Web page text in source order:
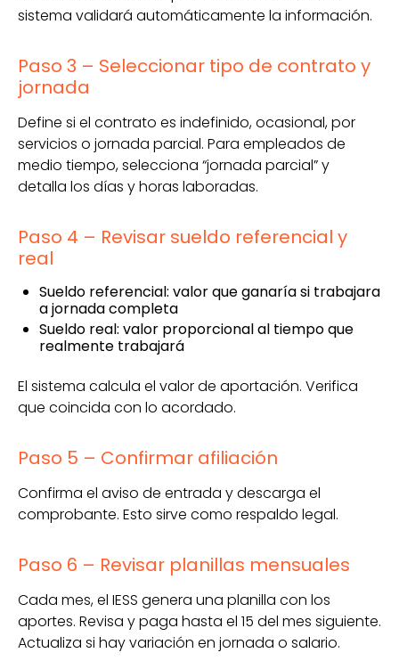
sistema validará automáticamente la información.
Paso 3 – Seleccionar tipo de contrato y
jornada
Define si el contrato es indefinido, ocasional, por
servicios o jornada parcial. Para empleados de
medio tiempo, selecciona “jornada parcial” y
detalla los días y horas laboradas.
Paso 4 – Revisar sueldo referencial y
real
Sueldo referencial: valor que ganaría si trabajara
a jornada completa
Sueldo real: valor proporcional al tiempo que
realmente trabajará
El sistema calcula el valor de aportación. Verifica
que coincida con lo acordado.
Paso 5 – Confirmar afiliación
Confirma el aviso de entrada y descarga el
comprobante. Esto sirve como respaldo legal.
Paso 6 – Revisar planillas mensuales
Cada mes, el IESS genera una planilla con los
aportes. Revisa y paga hasta el 15 del mes siguiente.
Actualiza si hay variación en jornada o salario.